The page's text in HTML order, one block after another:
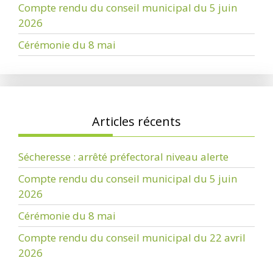
Compte rendu du conseil municipal du 5 juin
2026
Cérémonie du 8 mai
Articles récents
Sécheresse : arrêté préfectoral niveau alerte
Compte rendu du conseil municipal du 5 juin
2026
Cérémonie du 8 mai
Compte rendu du conseil municipal du 22 avril
2026